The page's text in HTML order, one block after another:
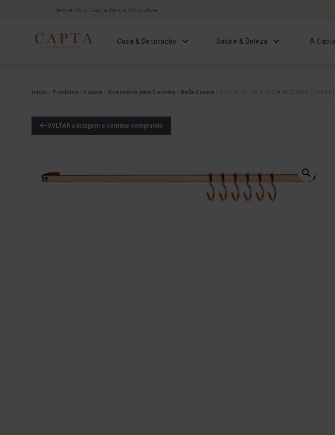
Bem vindo à Capta Venda Consultiva
Casa & Decoração Saúde & Beleza A Capta
Início Produtos Future Acessório para Cozinha/ Bella Cucina/ BARRA DE PIATINA 30CM COM 6
VOLTAR à listagem e continar comprando